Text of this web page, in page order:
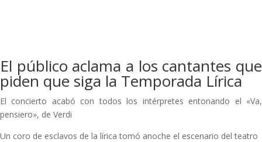
El público aclama a los cantantes que
piden que siga la Temporada Lírica
El concierto acabó con todos los intérpretes entonando el «Va,
pensiero», de Verdi
Un coro de esclavos de la lírica tomó anoche el escenario del teatro